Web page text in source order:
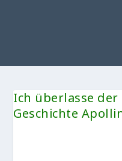
Ich überlasse
Geschichte